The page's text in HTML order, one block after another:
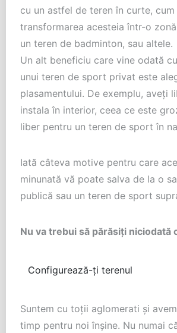
cu un astfel de teren în curte,
transformarea acesteia într-o
un teren de badminton, sau altele.
Un alt beneficiu care vine odată
unui teren de sport privat este
plasamentului. De exemplu, aveţi
instala în interior, ceea ce este
liber pentru un teren de sport în
Iată câteva motive pentru care
minunată vă poate salva de la o
publică sau un teren de sport
Nu va trebui să părăsiţi niciodată
Configurează-ți terenul
Suntem cu toţii aglomerati şi
timp pentru noi înşine. Nu numai